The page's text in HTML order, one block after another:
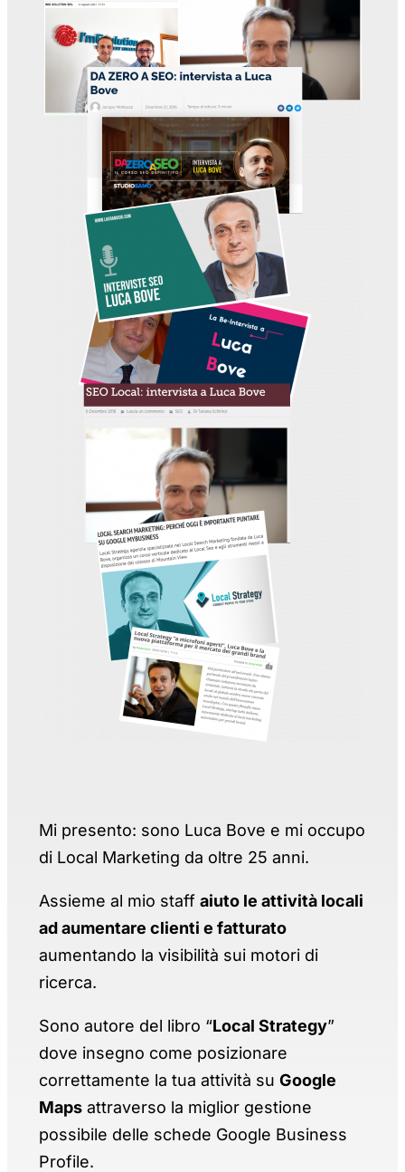
Mi presento: sono Luca Bove e mi occupo
di Local Marketing da oltre 25 anni.
Assieme al mio staff aiuto le attività locali
ad aumentare clienti e fatturato
aumentando la visibilità sui motori di
ricerca.
Sono autore del libro “Local Strategy”
dove insegno come posizionare
correttamente la tua attività su Google
Maps attraverso la miglior gestione
possibile delle schede Google Business
Profile.